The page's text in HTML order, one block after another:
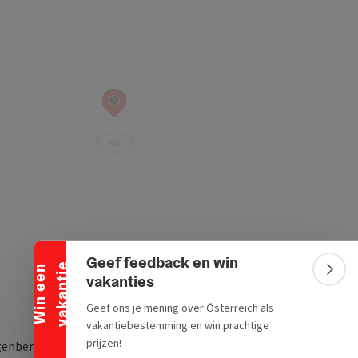
W
i
n
e
e
n
v
a
k
a
n
t
ie
Banner inklappen
Geef feedback en win
vakanties
Geef ons je mening over Österreich als
vakantiebestemming en win prachtige
prijzen!
1